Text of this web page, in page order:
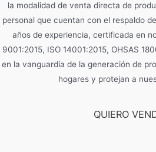
la modalidad de venta directa de
personal que cuentan con el respaldo
años de experiencia, certificada en
9001:2015, ISO 14001:2015, OHSAS
en la vanguardia de la generación de
hogares y protejan a
QUIERO